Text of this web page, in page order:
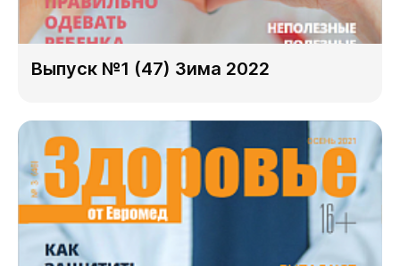
Выпуск №1 (47) Зима 2022